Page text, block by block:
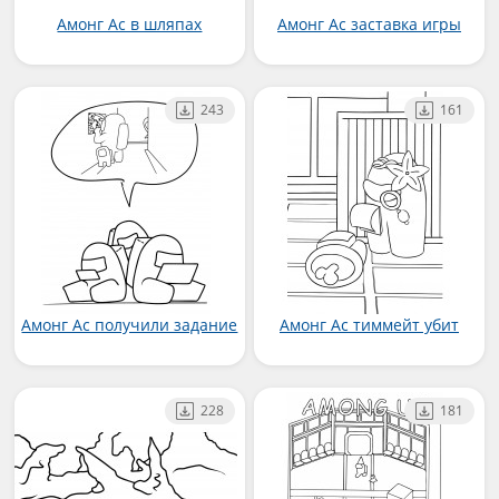
Амонг Ас в шляпах Амонг Ас заставка игры
Амонг Ас получили задание
243
Амонг Ас тиммейт убит
161
228 181